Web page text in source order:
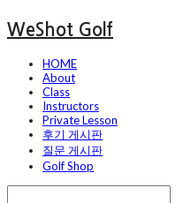
WeShot Golf
HOME
About
Class
Instructors
Private Lesson
후기 게시판
질문 게시판
Golf Shop